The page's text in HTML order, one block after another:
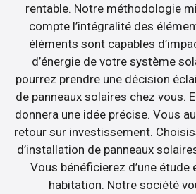
rentable. Notre méthodologie
compte l’intégralité des
éléments sont capables
d’énergie de votre système
pourrez prendre une décision
de panneaux solaires chez vous.
donnera une idée précise. Vous
retour sur investissement.
d’installation de panneaux
Vous bénéficierez d’une étude
habitation. Notre société